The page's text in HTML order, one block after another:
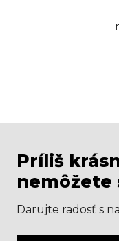
Príliš
nemôžete
Darujte radosť s